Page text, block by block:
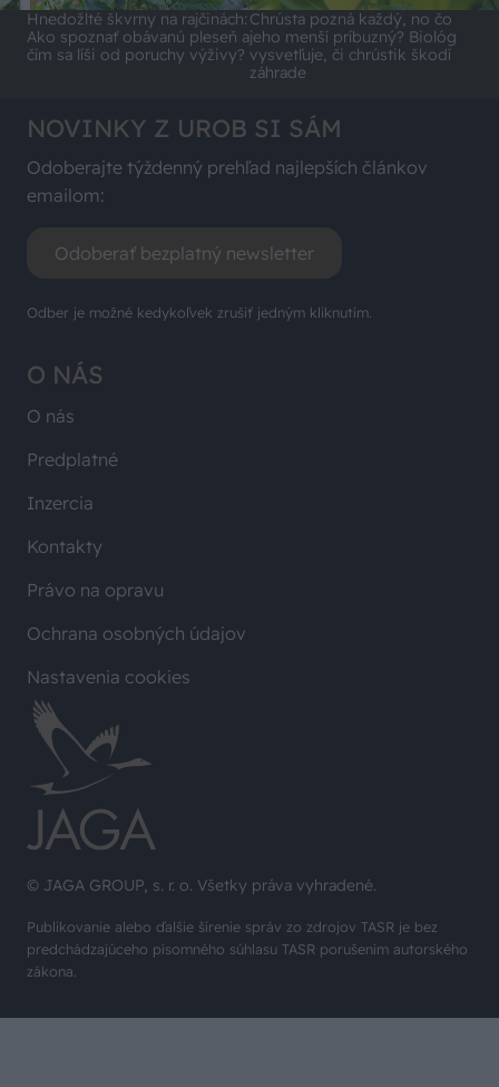
Hnedožlté škvrny na rajčinách:
Ako spoznať obávanú pleseň a
čím sa líši od poruchy výživy?
Chrústa pozná každý, no čo
jeho menší príbuzný? Biológ
vysvetľuje, či chrústik škodí
záhrade
© JAGA GROUP, s. r. o. Všetky práva vyhradené.
Publikovanie alebo ďalšie šírenie správ zo zdrojov TASR je bez
predchádzajúceho písomného súhlasu TASR porušením autorského
zákona.
O NÁS
O nás
Predplatné
Inzercia
Kontakty
Právo na opravu
Ochrana osobných údajov
Nastavenia cookies
NOVINKY Z UROB SI SÁM
Odoberajte týždenný prehľad najlepších článkov
emailom:
Odoberať bezplatný newsletter
Odber je možné kedykoľvek zrušiť jedným kliknutím.